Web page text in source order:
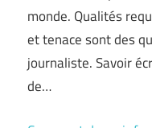
monde. Qualités
et tenace sont des
journaliste. Savoir
de…